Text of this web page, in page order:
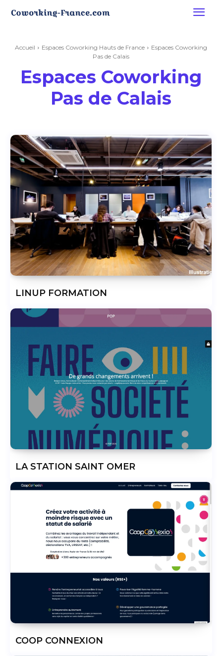
Accueil Espaces Coworking Hauts de France
Espaces Coworking
Pas de Calais
Espaces Coworking
Pas de Calais
LINUP FORMATION
LA STATION SAINT OMER
COOP CONNEXION